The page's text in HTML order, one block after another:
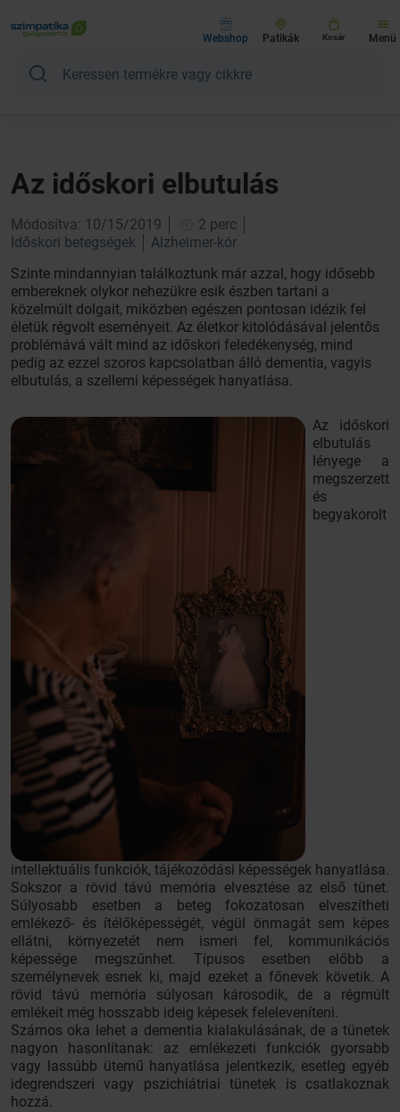
Webshop Patikák Kosár Menü
Az időskori elbutulás
Módosítva: 10/15/2019
2 perc
Időskori betegségek
Alzheimer-kór
Szinte mindannyian találkoztunk már azzal, hogy idősebb
embereknek olykor nehezükre esik észben tartani a
közelmúlt dolgait, miközben egészen pontosan idézik fel
életük régvolt eseményeit. Az életkor kitolódásával jelentős
problémává vált mind az időskori feledékenység, mind
pedig az ezzel szoros kapcsolatban álló dementia, vagyis
elbutulás, a szellemi képességek hanyatlása.
Az időskori
elbutulás
lényege a
megszerzett
és
begyakorolt
intellektuális funkciók, tájékozódási képességek hanyatlása.
Sokszor a rövid távú memória elvesztése az első tünet.
Súlyosabb esetben a beteg fokozatosan elveszítheti
emlékező- és ítélőképességét, végül önmagát sem képes
ellátni, környezetét nem ismeri fel, kommunikációs
képessége megszűnhet. Típusos esetben előbb a
személynevek esnek ki, majd ezeket a főnevek követik. A
rövid távú memória súlyosan károsodik, de a régmúlt
emlékeit még hosszabb ideig képesek feleleveníteni.
Számos oka lehet a dementia kialakulásának, de a tünetek
nagyon hasonlítanak: az emlékezeti funkciók gyorsabb
vagy lassúbb ütemű hanyatlása jelentkezik, esetleg egyéb
idegrendszeri vagy pszichiátriai tünetek is csatlakoznak
hozzá.